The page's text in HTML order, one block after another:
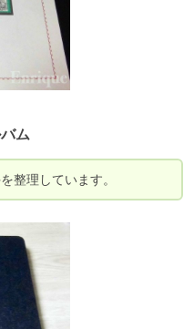
ム
整理しています。